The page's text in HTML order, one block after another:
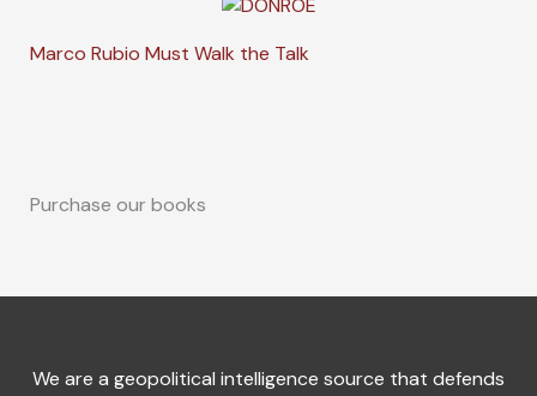
Marco Rubio Must Walk the Talk
Purchase our books
We are a geopolitical intelligence source that defends